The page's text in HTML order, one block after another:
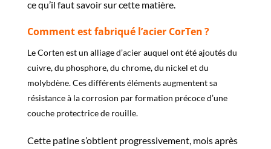
ce qu’il faut savoir sur cette matière.
Comment est fabriqué l’acier CorTen ?
Le Corten est un alliage d’acier auquel ont été ajoutés du
cuivre, du phosphore, du chrome, du nickel et du
molybdène. Ces différents éléments augmentent sa
résistance à la corrosion par formation précoce d’une
couche protectrice de rouille.
Cette patine s’obtient progressivement, mois après